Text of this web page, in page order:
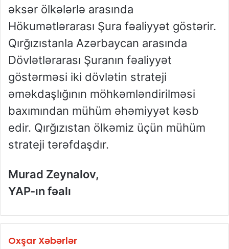
əksər ölkələrlə arasında
Hökumətlərarası Şura fəaliyyət göstərir.
Qırğızıstanla Azərbaycan arasında
Dövlətlərarası Şuranın fəaliyyət
göstərməsi iki dövlətin strateji
əməkdaşlığının möhkəmləndirilməsi
baxımından mühüm əhəmiyyət kəsb
edir. Qırğızıstan ölkəmiz üçün mühüm
strateji tərəfdaşdır.
Murad Zeynalov,
YAP-ın fəalı
Oxşar Xəbərlər